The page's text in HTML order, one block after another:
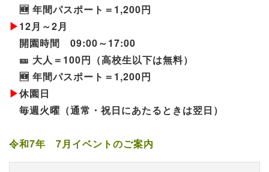
🆕 年間パスポート＝1,200円
▶︎12月～2月
開園時間 09:00～17:00
🎫 大人＝100円（高校生以下は無料）
🆕 年間パスポート＝1,200円
▶︎休園日
毎週火曜（通常・祝日にあたるときは翌日）
令和7年 7月イベントのご案内